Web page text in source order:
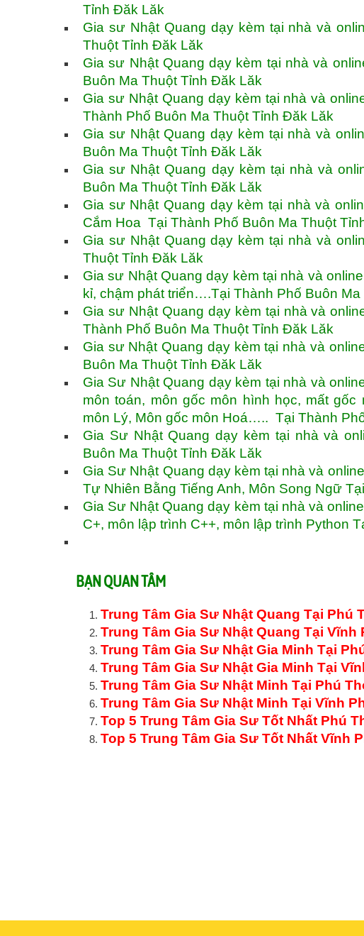
Tỉnh Đăk Lăk
Gia sư Nhật Quang dạy kèm tại nhà và
Thuột Tỉnh Đăk Lăk
Gia sư Nhật Quang dạy kèm tại nhà và
Buôn Ma Thuột Tỉnh Đăk Lăk
Gia sư Nhật Quang dạy kèm tại nhà và
Thành Phố Buôn Ma Thuột Tỉnh Đăk Lăk
Gia sư Nhật Quang dạy kèm tại nhà và
Buôn Ma Thuột Tỉnh Đăk Lăk
Gia sư Nhật Quang dạy kèm tại nhà và
Buôn Ma Thuột Tỉnh Đăk Lăk
Gia sư Nhật Quang dạy kèm tại nhà và
Cắm Hoa Tại Thành Phố Buôn Ma Thuột
Gia sư Nhật Quang dạy kèm tại nhà và
Thuột Tỉnh Đăk Lăk
Gia sư Nhật Quang dạy kèm tại nhà và
kỉ, chậm phát triển….Tại Thành Phố Buôn
Gia sư Nhật Quang dạy kèm tại nhà và
Thành Phố Buôn Ma Thuột Tỉnh Đăk Lăk
Gia sư Nhật Quang dạy kèm tại nhà và
Buôn Ma Thuột Tỉnh Đăk Lăk
Gia Sư Nhật Quang dạy kèm tại nhà và
môn toán, môn gốc môn hình học, mất
môn Lý, Môn gốc môn Hoá….. Tại Thành
Gia Sư Nhật Quang dạy kèm tại nhà và
Buôn Ma Thuột Tỉnh Đăk Lăk
Gia Sư Nhật Quang dạy kèm tại nhà và
Tự Nhiên Bằng Tiếng Anh, Môn Song Ngữ
Gia Sư Nhật Quang dạy kèm tại nhà và
C+, môn lập trình C++, môn lập trình Python
BẠN QUAN TÂM
Trung Tâm Gia Sư Nhật Quang Tại Phú
Trung Tâm Gia Sư Nhật Quang Tại Vĩnh
Trung Tâm Gia Sư Nhật Gia Minh Tại
Trung Tâm Gia Sư Nhật Gia Minh Tại
Trung Tâm Gia Sư Nhật Minh Tại Phú
Trung Tâm Gia Sư Nhật Minh Tại Vĩnh
Top 5 Trung Tâm Gia Sư Tốt Nhất Phú
Top 5 Trung Tâm Gia Sư Tốt Nhất Vĩnh